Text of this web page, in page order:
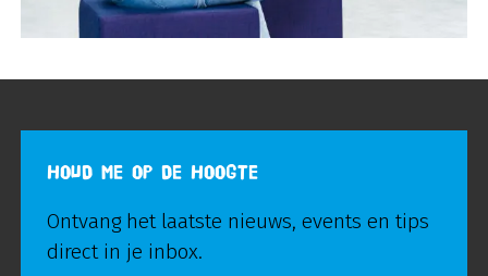
HOUD ME OP DE HOOGTE
Ontvang het laatste nieuws, events en tips
direct in je inbox.